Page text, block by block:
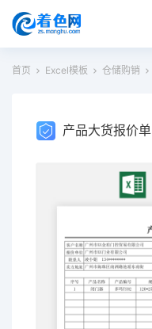
首页 Excel模板 仓储购销
产品大货报价单